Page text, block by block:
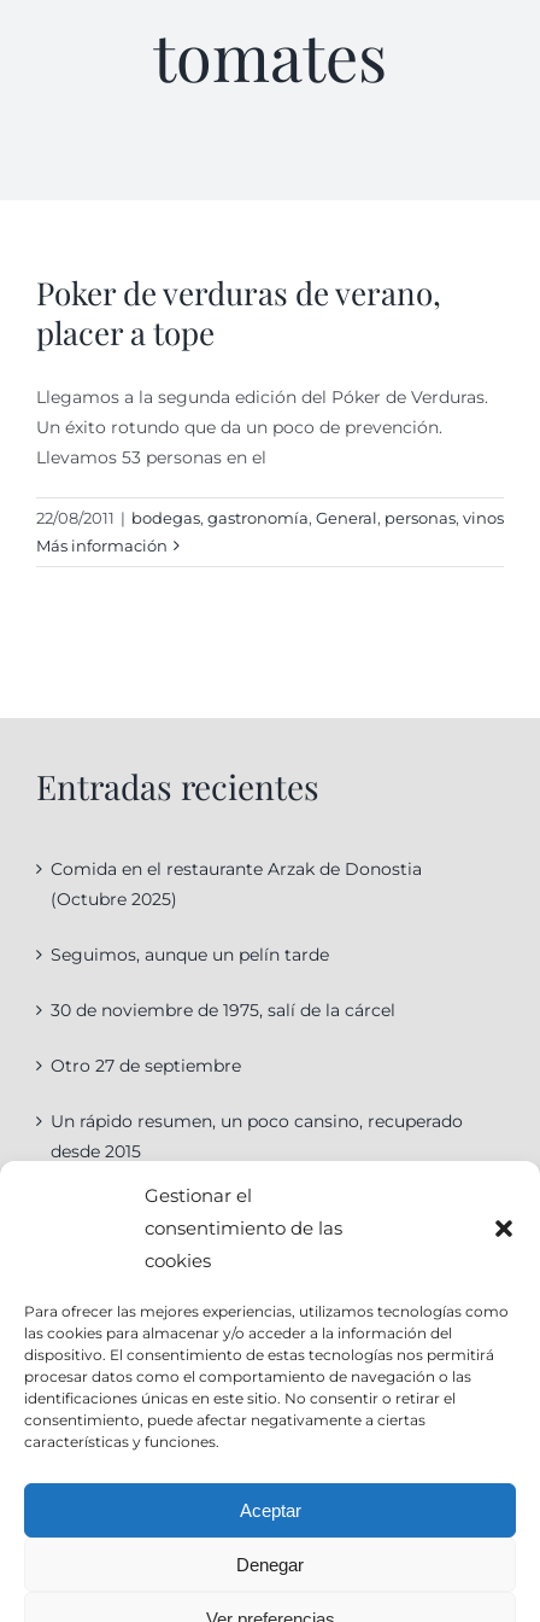
Gestionar el
consentimiento de las
cookies
Para ofrecer las mejores experiencias, utilizamos tecnologías como
las cookies para almacenar y/o acceder a la información del
dispositivo. El consentimiento de estas tecnologías nos permitirá
procesar datos como el comportamiento de navegación o las
identificaciones únicas en este sitio. No consentir o retirar el
consentimiento, puede afectar negativamente a ciertas
características y funciones.
Aceptar
Denegar
tomates
Poker de verduras de verano,
placer a tope
Llegamos a la segunda edición del Póker de Verduras.
Un éxito rotundo que da un poco de prevención.
Llevamos 53 personas en el
22/08/2011 | bodegas, gastronomí­a, General, personas, vinos
Más información
Entradas recientes
Comida en el restaurante Arzak de Donostia
(Octubre 2025)
Seguimos, aunque un pelín tarde
30 de noviembre de 1975, salí de la cárcel
Otro 27 de septiembre
Un rápido resumen, un poco cansino, recuperado
desde 2015
Categorías
Categorías
Contact Info
info@joseantoniocruz.com
web y posicionamiento pamplona: EOSERON.es